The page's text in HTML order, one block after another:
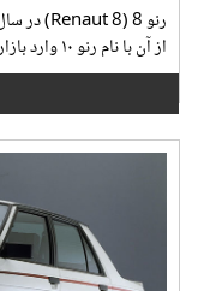
از آن با نام رنو ۱۰ وارد بازار شد.